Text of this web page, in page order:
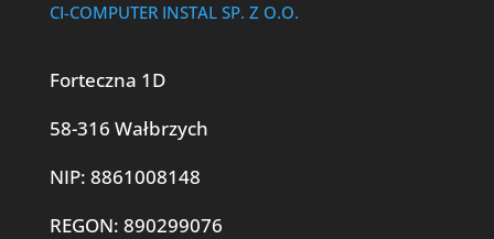
CI-COMPUTER INSTAL SP. Z O.O.
Forteczna 1D
58-316 Wałbrzych
NIP: 8861008148
REGON: 890299076